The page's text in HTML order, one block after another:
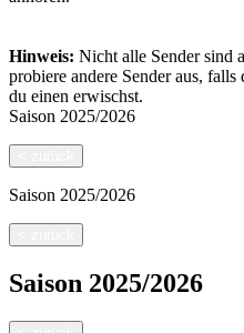
Hinweis: Nicht alle Sender sind
probiere andere Sender aus,
du einen erwischst.
Saison 2025/2026
Saison 2025/2026
Saison 2025/2026